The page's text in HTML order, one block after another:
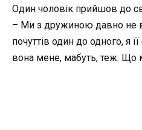
Один чоловік прийшов до
– Ми з дружиною давно не
почуттів один до одного, я
вона мене, мабуть, теж. Що